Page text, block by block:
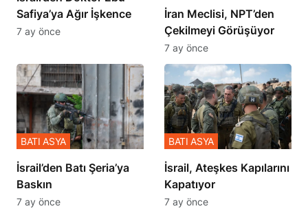
Safiya’ya Ağır İşkence
7 ay önce
İran Meclisi, NPT’den
Çekilmeyi Görüşüyor
7 ay önce
​​​​​​​İsrail’den Batı Şeria’ya
Baskın
BATI ASYA
7 ay önce
İsrail, Ateşkes Kapılarını
Kapatıyor
BATI ASYA
7 ay önce